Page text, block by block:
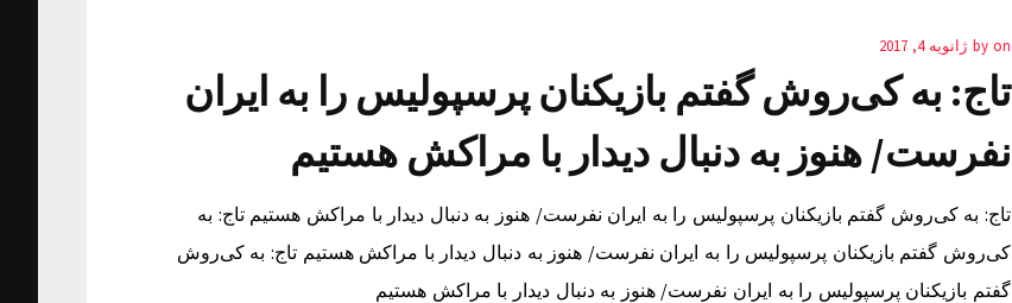
by on ژانویه 4, 2017
تاج: به کی‌روش گفتم بازیکنان پرسپولیس را به ایران
نفرست/ هنوز به دنبال دیدار با مراکش هستیم
تاج: به کی‌روش گفتم بازیکنان پرسپولیس را به ایران نفرست/ هنوز به دنبال دیدار با مراکش هستیم تاج: به
کی‌روش گفتم بازیکنان پرسپولیس را به ایران نفرست/ هنوز به دنبال دیدار با مراکش هستیم تاج: به کی‌روش
گفتم بازیکنان پرسپولیس را به ایران نفرست/ هنوز به دنبال دیدار با مراکش هستیم